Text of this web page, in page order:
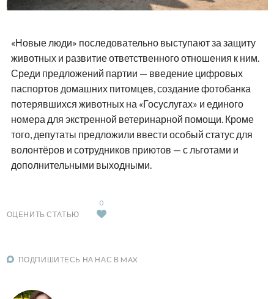
«Новые люди» последовательно выступают за защиту
животных и развитие ответственного отношения к ним.
Среди предложений партии — введение цифровых
паспортов домашних питомцев, создание фотобанка
потерявшихся животных на «Госуслугах» и единого
номера для экстренной ветеринарной помощи. Кроме
того, депутаты предложили ввести особый статус для
волонтёров и сотрудников приютов — с льготами и
дополнительными выходными.
ОЦЕНИТЬ СТАТЬЮ
0
ПОДПИШИТЕСЬ НА НАС В MAX